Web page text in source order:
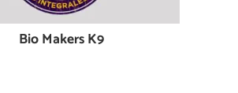
Bio Makers K9